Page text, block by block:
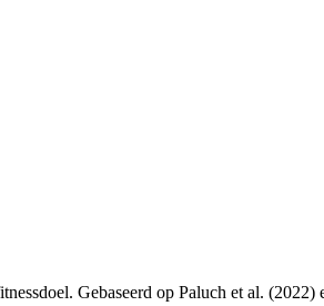
Gebaseerd op Paluch et al.